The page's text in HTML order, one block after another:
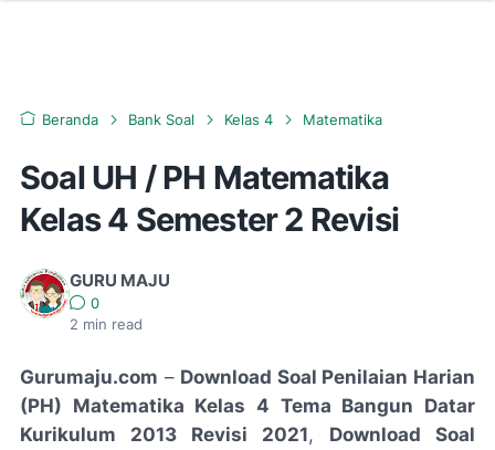
Beranda Bank Soal Kelas 4 Matematika
Soal UH / PH Matematika
Kelas 4 Semester 2 Revisi
GURU MAJU
0
2 min read
Gurumaju.com – Download Soal Penilaian Harian
(PH) Matematika Kelas 4 Tema Bangun Datar
Kurikulum 2013 Revisi 2021, Download Soal